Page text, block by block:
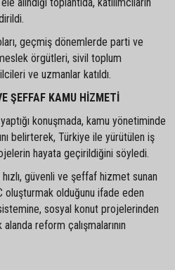
geçmiş dönemlerde parti ve
örgütleri, sivil toplum
ve uzmanlar katıldı.
ŞEFFAF KAMU HİZMETİ
konuşmada, kamu yönetiminde
belirterek, Türkiye ile yürütülen iş
hayata geçirildiğini söyledi.
güvenli ve şeffaf hizmet sunan
oluşturmak olduğunu ifade eden
sosyal konut projelerinden
reform çalışmalarının